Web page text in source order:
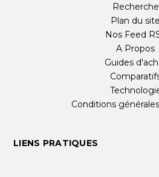
Recherche
Plan du site
Nos Feed
A Propos
Guides
Conditions
LIENS PRATIQUES